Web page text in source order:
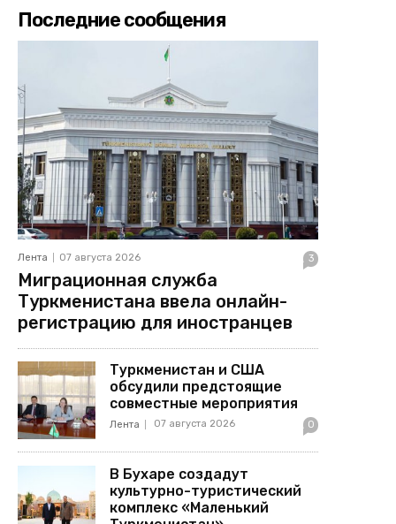
Последние сообщения
Лента 07 августа 2026 3
Миграционная служба
Туркменистана ввела онлайн-
регистрацию для иностранцев
Туркменистан и США
обсудили предстоящие
совместные мероприятия
Лента 07 августа 2026 0
В Бухаре создадут
культурно-туристический
комплекс «Маленький